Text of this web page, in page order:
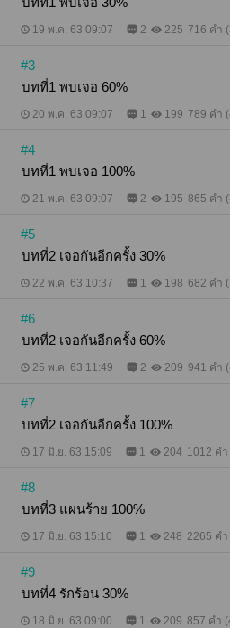
ยินดีที่จะทำให้ ชดใช้ให้หมด
19 พ.ค. 63 09:07 2 225 716 คำ
#3
บทที่1 พบเจอ 60%
20 พ.ค. 63 09:07 1 199 789 คำ
#4
บทที่1 พบเจอ 100%
21 พ.ค. 63 09:07 2 195 865 คำ
#5
บทที่2 เจอกันอีกครั้ง 30%
22 พ.ค. 63 10:37 1 198 682 คำ
#6
บทที่2 เจอกันอีกครั้ง 60%
25 พ.ค. 63 11:49 2 209 941 คำ
#7
บทที่2 เจอกันอีกครั้ง 100%
17 มิ.ย. 63 15:09 1 204 1012 ค
#8
บทที่3 แผนร้าย 100%
17 มิ.ย. 63 15:10 1 248 2265 ค
#9
บทที่4 รักร้อน 30%
18 มิ.ย. 63 09:00 1 209 857 คำ